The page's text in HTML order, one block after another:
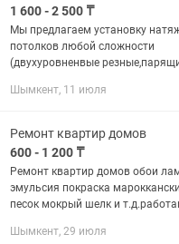
1 600 - 2 500 ₸
Мы предлагаем установку
потолков любой сложности
(двухуровненвые
люстр,софитов,карнизов,ниш. √
Фотопечать √ Резные...
Шымкент, 11 июля
Ремонт квартир домов
600 - 1 200 ₸
Ремонт квартир домов обои
эмульсия покраска
песок мокрый шелк и
договоримся звоните ✋👍
Шымкент, 29 июля